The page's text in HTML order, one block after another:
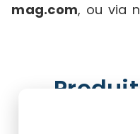
mag.com, ou via